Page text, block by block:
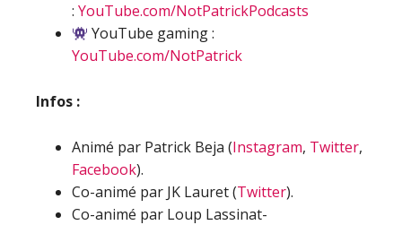
: YouTube.com/NotPatrickPodcasts
YouTube gaming :
YouTube.com/NotPatrick
Infos :
Animé par Patrick Beja (Instagram, Twitter,
Facebook).
Co-animé par JK Lauret (Twitter).
Co-animé par Loup Lassinat-